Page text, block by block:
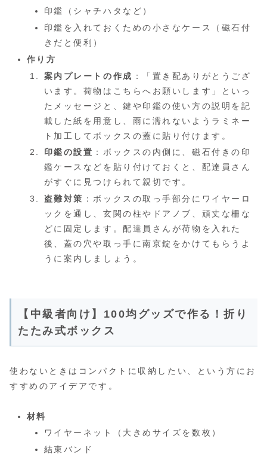
印鑑（シャチハタなど）
印鑑を入れておくための小さなケース（磁石付
きだと便利）
作り方
案内プレートの作成 ：「置き配ありがとうござ
います。荷物はこちらへお願いします」といっ
たメッセージと、鍵や印鑑の使い方の説明を記
載した紙を用意し、雨に濡れないようラミネー
ト加工してボックスの蓋に貼り付けます。
印鑑の設置 ：ボックスの内側に、磁石付きの印
鑑ケースなどを貼り付けておくと、配達員さん
がすぐに見つけられて親切です。
盗難対策 ：ボックスの取っ手部分にワイヤーロ
ックを通し、玄関の柱やドアノブ、頑丈な柵な
どに固定します。配達員さんが荷物を入れた
後、蓋の穴や取っ手に南京錠をかけてもらうよ
うに案内しましょう。
【中級者向け】100均グッズで作る！折り
たたみ式ボックス
使わないときはコンパクトに収納したい、という方にお
すすめのアイデアです。
材料
ワイヤーネット（大きめサイズを数枚）
結束バンド